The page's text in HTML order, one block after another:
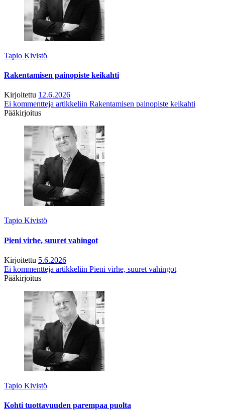
Tapio Kivistö
Rakentamisen painopiste keikahti
Kirjoitettu 12.6.2026
Ei kommentteja artikkeliin Rakentamisen painopiste keikahti
Pääkirjoitus
Tapio Kivistö
Pieni virhe, suuret vahingot
Kirjoitettu 5.6.2026
Ei kommentteja artikkeliin Pieni virhe, suuret vahingot
Pääkirjoitus
Tapio Kivistö
Kohti tuottavuuden parempaa puolta